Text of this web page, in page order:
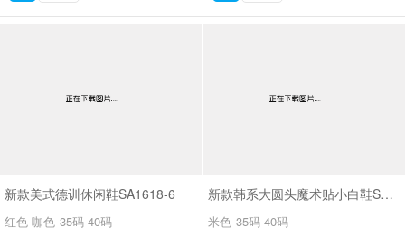
新款美式德训休闲鞋SA1618-6
红色 咖色 35码-40码
新款韩系大圆头魔术贴小白鞋SAK2616A
米色 35码-40码